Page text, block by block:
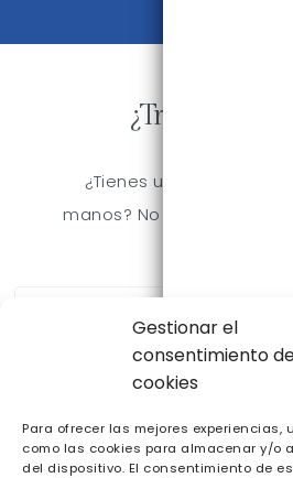
Gestionar el
consentimiento
cookies
Para ofrecer las mejores
como las cookies para almacenar y/o
del dispositivo. El consentimiento de
¿Trabajamos
¿Tienes una idea o un
manos? No dudes y